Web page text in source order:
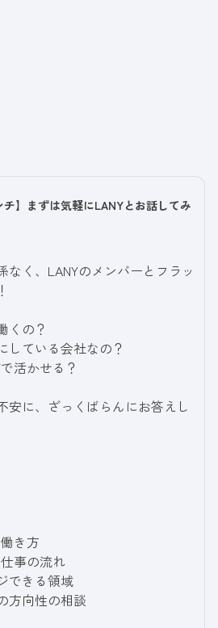
チ】まずは気軽にLANYとお話してみ
なく、LANYのメンバーとフラッ
くの？
している会社なの？
活かせる？
安に、ざっくばらんにお答えし
き方
事の流れ
できる領域
方向性の相談